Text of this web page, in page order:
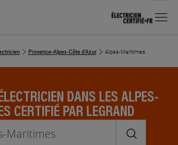
MENU
Provence-Alpes-Côte d'Azur Alpes-Maritimes
DANS LES ALPES-
CERTIFIÉ PAR LEGRAND